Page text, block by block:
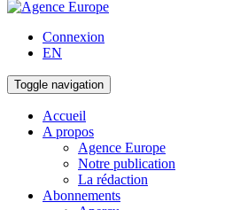
Connexion
EN
Toggle navigation
Accueil
A propos
Agence Europe
Notre publication
La rédaction
Abonnements